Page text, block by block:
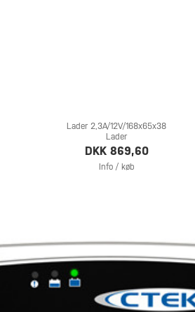
Lader 2,3A/12V/168x65x38
Lader
DKK 869,60
Info / køb